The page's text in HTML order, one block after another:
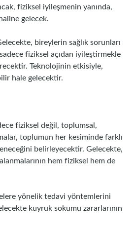
fiziksel iyileşmenin yanında,
gelecek.
bireylerin sağlık sorunları
fiziksel açıdan iyileştirmekle
Teknolojinin etkisiyle,
hale gelecektir.
fiziksel değil, toplumsal,
toplumun her kesiminde farklı
belirleyecektir. Gelecekte,
hem fiziksel hem de
yönelik tedavi yöntemlerini
kuyruk sokumu zararlarının